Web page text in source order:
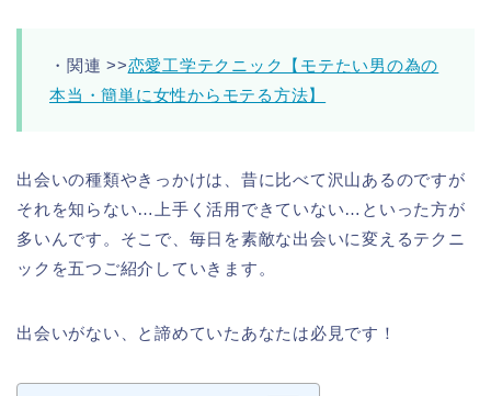
・関連 >>恋愛工学テクニック【モテたい男の為の
本当・簡単に女性からモテる方法】
出会いの種類やきっかけは、昔に比べて沢山あるのですが
それを知らない…上手く活用できていない…といった方が
多いんです。そこで、毎日を素敵な出会いに変えるテクニ
ックを五つご紹介していきます。
出会いがない、と諦めていたあなたは必見です！